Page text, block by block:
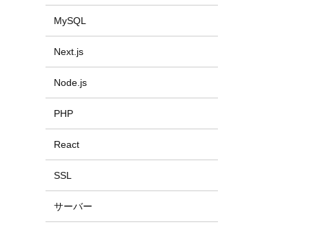
MySQL
Next.js
Node.js
PHP
React
SSL
サーバー